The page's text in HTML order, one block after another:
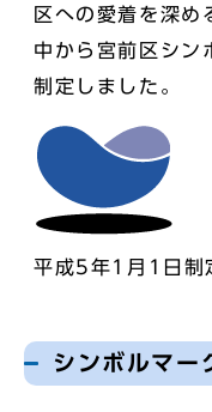
区への愛着を深め
中から宮前区シン
制定しました。
平成5年1月1日制
シンボルマー